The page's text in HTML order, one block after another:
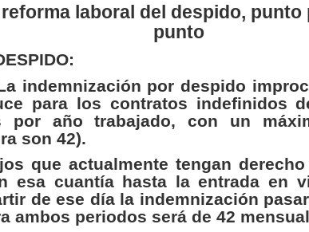
laboral del despido, punto
punto
indemnización por despido
para los contratos indefinidos
por año trabajado, con un
son 42).
que actualmente tengan
esa cuantía hasta la entrada en
de ese día la indemnización
ambos periodos será de 42